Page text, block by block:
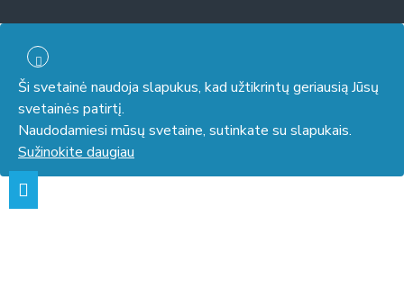
Ši svetainė naudoja slapukus, kad užtikrintų geriausią Jūsų
svetainės patirtį.
Naudodamiesi mūsų svetaine, sutinkate su slapukais.
Sužinokite daugiau